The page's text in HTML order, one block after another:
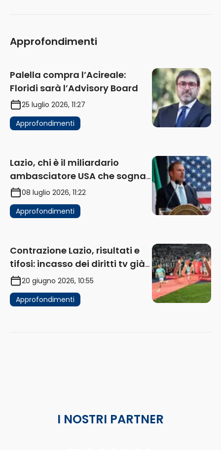
Approfondimenti
Palella compra l’Acireale:
Floridi sarà l’Advisory Board
25 luglio 2026, 11:27
Approfondimenti
Lazio, chi è il miliardario
ambasciatore USA che sogna
di acquistare un club in Italia
08 luglio 2026, 11:22
Approfondimenti
Contrazione Lazio, risultati e
tifosi: incasso dei diritti tv già
in flessione
20 giugno 2026, 10:55
Approfondimenti
I NOSTRI PARTNER